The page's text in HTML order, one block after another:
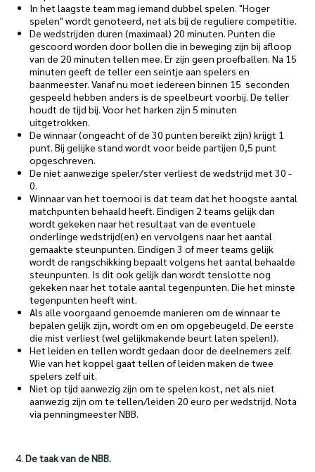
In het laagste team mag iemand dubbel spelen. "Hoger
spelen" wordt genoteerd, net als bij de reguliere competitie.
De wedstrijden duren (maximaal) 20 minuten. Punten die
gescoord worden door bollen die in beweging zijn bij afloop
van de 20 minuten tellen mee. Er zijn geen proefballen. Na 15
minuten geeft de teller een seintje aan spelers en
baanmeester. Vanaf nu moet iedereen binnen 15 seconden
gespeeld hebben anders is de speelbeurt voorbij. De teller
houdt de tijd bij. Voor het harken zijn 5 minuten
uitgetrokken.
De winnaar (ongeacht of de 30 punten bereikt zijn) krijgt 1
punt. Bij gelijke stand wordt voor beide partijen 0,5 punt
opgeschreven.
De niet aanwezige speler/ster verliest de wedstrijd met 30 -
0.
Winnaar van het toernooi is dat team dat het hoogste aantal
matchpunten behaald heeft. Eindigen 2 teams gelijk dan
wordt gekeken naar het resultaat van de eventuele
onderlinge wedstrijd(en) en vervolgens naar het aantal
gemaakte steunpunten. Eindigen 3 of meer teams gelijk
wordt de rangschikking bepaalt volgens het aantal behaalde
steunpunten. Is dit ook gelijk dan wordt tenslotte nog
gekeken naar het totale aantal tegenpunten. Die het minste
tegenpunten heeft wint.
Als alle voorgaand genoemde manieren om de winnaar te
bepalen gelijk zijn, wordt om en om opgebeugeld. De eerste
die mist verliest (wel gelijkmakende beurt laten spelen!).
Het leiden en tellen wordt gedaan door de deelnemers zelf.
Wie van het koppel gaat tellen of leiden maken de twee
spelers zelf uit.
Niet op tijd aanwezig zijn om te spelen kost, net als niet
aanwezig zijn om te tellen/leiden 20 euro per wedstrijd. Nota
via penningmeester NBB.
4.De taak van de NBB.